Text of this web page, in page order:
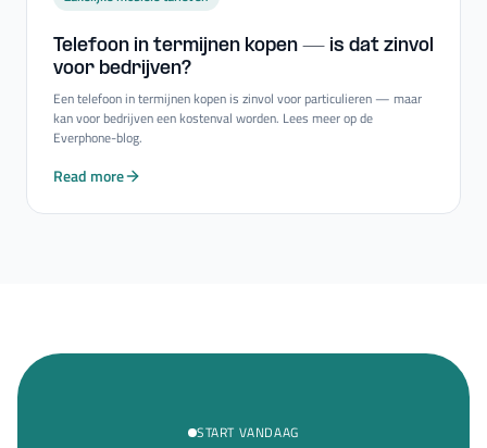
Telefoon in termijnen kopen — is dat zinvol
voor bedrijven?
Een telefoon in termijnen kopen is zinvol voor particulieren — maar
kan voor bedrijven een kostenval worden. Lees meer op de
Everphone-blog.
Read more
START VANDAAG